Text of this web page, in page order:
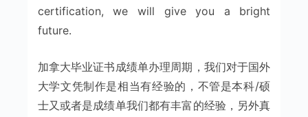
certification, we will give you a bright
future.
加拿大毕业证书成绩单办理周期，我们对于国外
大学文凭制作是相当有经验的，不管是本科/硕
士又或者是成绩单我们都有丰富的经验，另外真